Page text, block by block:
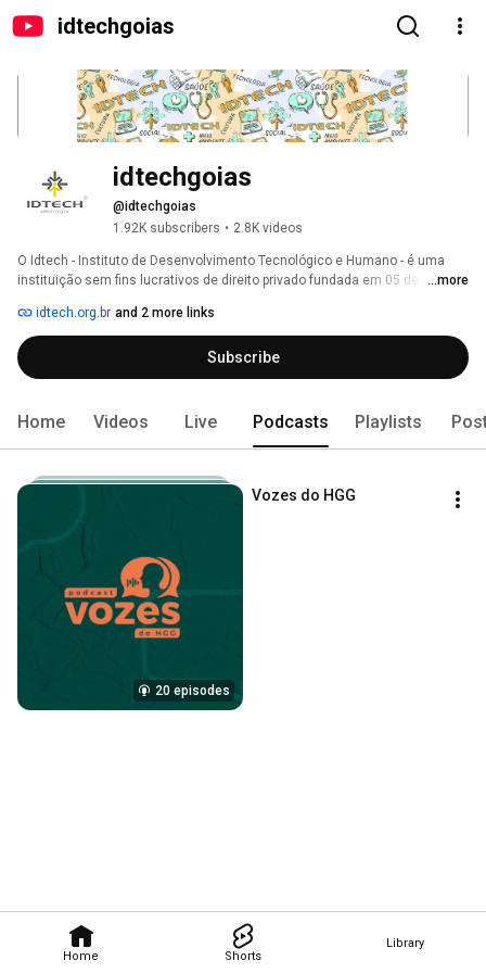
idtechgoias
Home Shorts
Library
idtechgoias
@idtechgoias
1.92K subscribers • 2.8K videos
O Idtech - Instituto de Desenvolvimento Tecnológico e Humano - é uma
instituição sem fins lucrativos de direito privado fundada em 05 de
organização social, com prazo de duração indeterminado.
...more
idtech.org.br and 2 more links
Subscribe
Home Videos Live Podcasts Playlists
20 episodes
Vozes do HGG